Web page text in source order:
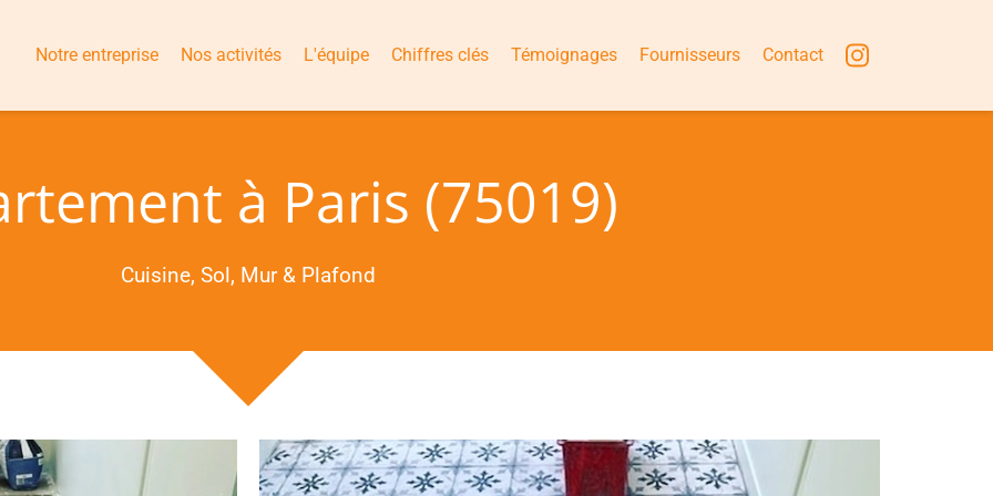
Notre entreprise Nos activités L'équipe Chiffres clés Témoignages Fournisseurs Contact
à Paris (75019)
Cuisine, Sol, Mur & Plafond